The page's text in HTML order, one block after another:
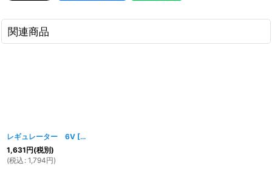
関連商品
レギュレーター 6V [817w
1,631円(税別)
(税込 : 1,794円)